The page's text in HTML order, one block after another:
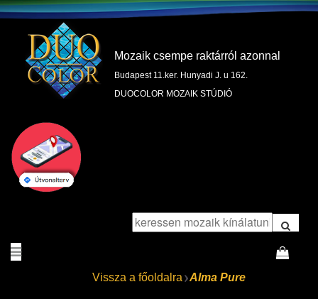
Mozaik csempe raktárról azonnal
Budapest 11.ker. Hunyadi J. u 162.
DUOCOLOR MOZAIK STÚDIÓ
Vissza a főoldalra Alma Pure